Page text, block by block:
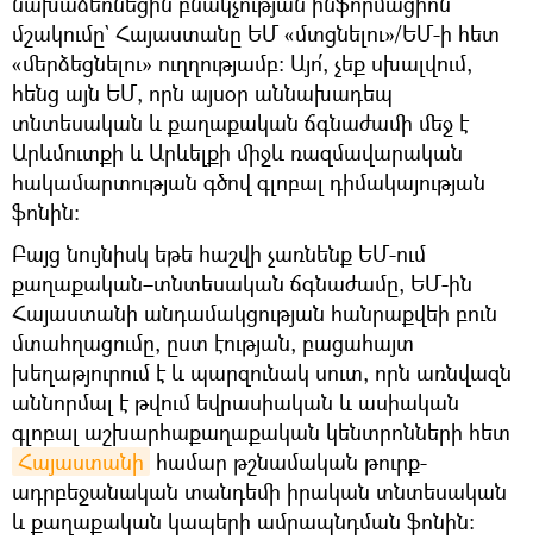
մշակումը` Հայաստանը ԵՄ «մտցնելու»/ԵՄ-ի հետ
«մերձեցնելու» ուղղությամբ։ Այո՛, չեք սխալվում,
հենց այն ԵՄ, որն այսօր աննախադեպ
տնտեսական և քաղաքական ճգնաժամի մեջ է
Արևմուտքի և Արևելքի միջև ռազմավարական
հակամարտության գծով գլոբալ դիմակայության
ֆոնին։
Բայց նույնիսկ եթե հաշվի չառնենք ԵՄ-ում
քաղաքական–տնտեսական ճգնաժամը, ԵՄ-ին
Հայաստանի անդամակցության հանրաքվեի բուն
մտահղացումը, ըստ էության, բացահայտ
խեղաթյուրում է և պարզունակ սուտ, որն առնվազն
աննորմալ է թվում եվրասիական և ասիական
գլոբալ աշխարհաքաղաքական կենտրոնների հետ
Հայաստանի համար թշնամական թուրք-
ադրբեջանական տանդեմի իրական տնտեսական
և քաղաքական կապերի ամրապնդման ֆոնին։